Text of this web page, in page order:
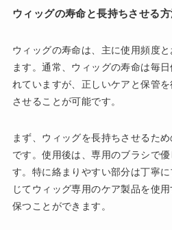
ウィッグの寿命と長持ちさせる
ウィッグの寿命は、主に使用頻度
ます。通常、ウィッグの寿命は毎
れていますが、正しいケアと保管
させることが可能です。
まず、ウィッグを長持ちさせるた
です。使用後は、専用のブラシで
す。特に絡まりやすい部分は丁寧
じてウィッグ専用のケア製品を使
保つことができます。